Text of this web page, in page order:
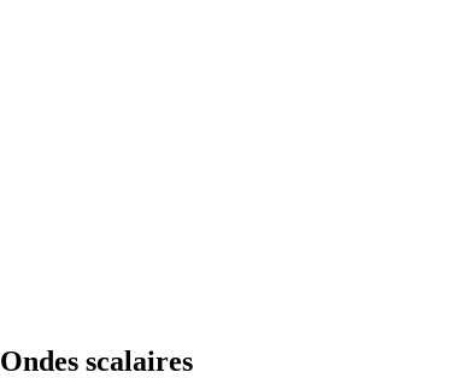
Ondes scalaires